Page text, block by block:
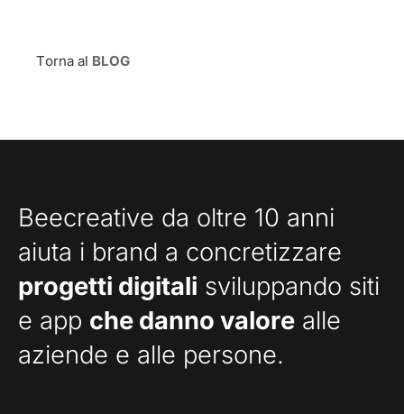
Torna al BLOG
Beecreative da oltre 10 anni
aiuta i brand a concretizzare
progetti digitali sviluppando siti
e app che danno valore alle
aziende e alle persone.